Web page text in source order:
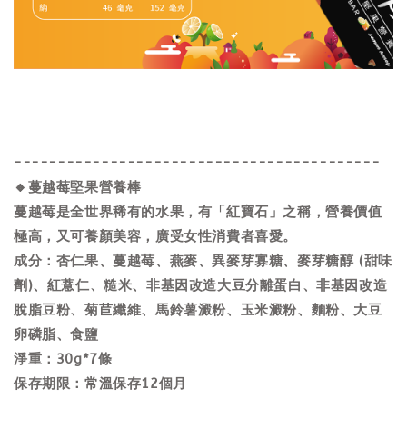
------------------------------------------
🔸蔓越莓堅果營養棒
蔓越莓是全世界稀有的水果，有「紅寶石」之稱，營養價值
極高，又可養顏美容，廣受女性消費者喜愛。
成分：杏仁果、蔓越莓、燕麥、異麥芽寡糖、麥芽糖醇 (甜味
劑)、紅薏仁、糙米、非基因改造大豆分離蛋白、非基因改造
脫脂豆粉、菊苣纖維、馬鈴薯澱粉、玉米澱粉、麵粉、大豆
卵磷脂、食鹽
淨重：30g*7條
保存期限：常溫保存12個月